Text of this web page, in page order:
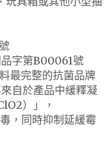
字第B00061號
最完整的抗菌品牌
自於產品中緩釋凝
）」，
，同時抑制延緩霉